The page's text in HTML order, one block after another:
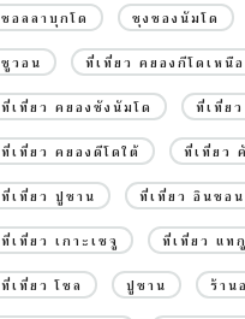
ชอลลาบุกโด ชุงชองนัมโด
ซูวอน ที่เที่ยว คยองกีโดเหนือ
ที่เที่ยว คยองซังนัมโด ที่เที่ย
ที่เที่ยว คยองดีโดใต้ ที่เที่ยว
ที่เที่ยว ปูซาน ที่เที่ยว อินชอน
ที่เที่ยว เกาะเชจู ที่เที่ยว แทกู
ที่เที่ยว โซล ปูซาน ร้าน